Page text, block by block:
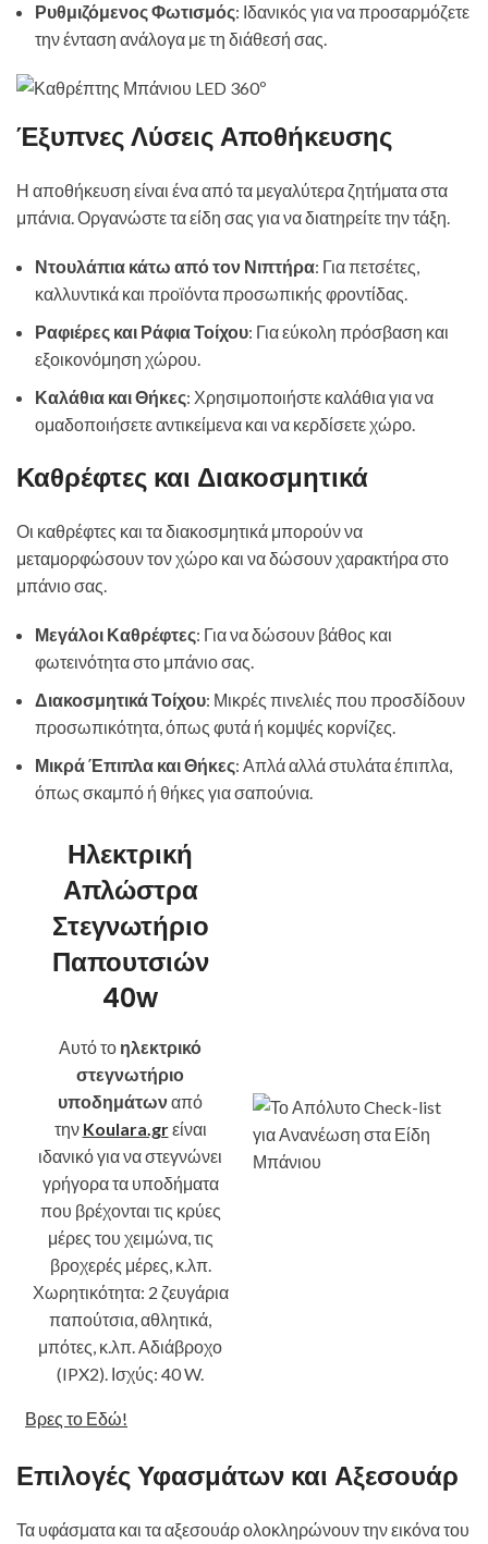
Ρυθμιζόμενος Φωτισμός: Ιδανικός για να προσαρμόζετε
την ένταση ανάλογα με τη διάθεσή σας.
Έξυπνες Λύσεις Αποθήκευσης
Η αποθήκευση είναι ένα από τα μεγαλύτερα ζητήματα στα
μπάνια. Οργανώστε τα είδη σας για να διατηρείτε την τάξη.
Ντουλάπια κάτω από τον Νιπτήρα: Για πετσέτες,
καλλυντικά και προϊόντα προσωπικής φροντίδας.
Ραφιέρες και Ράφια Τοίχου: Για εύκολη πρόσβαση και
εξοικονόμηση χώρου.
Καλάθια και Θήκες: Χρησιμοποιήστε καλάθια για να
ομαδοποιήσετε αντικείμενα και να κερδίσετε χώρο.
Καθρέφτες και Διακοσμητικά
Οι καθρέφτες και τα διακοσμητικά μπορούν να
μεταμορφώσουν τον χώρο και να δώσουν χαρακτήρα στο
μπάνιο σας.
Μεγάλοι Καθρέφτες: Για να δώσουν βάθος και
φωτεινότητα στο μπάνιο σας.
Διακοσμητικά Τοίχου: Μικρές πινελιές που προσδίδουν
προσωπικότητα, όπως φυτά ή κομψές κορνίζες.
Μικρά Έπιπλα και Θήκες: Απλά αλλά στυλάτα έπιπλα,
όπως σκαμπό ή θήκες για σαπούνια.
Ηλεκτρική
Απλώστρα
Στεγνωτήριο
Παπουτσιών
40w
Αυτό το ηλεκτρικό
στεγνωτήριο
υποδημάτωναπό
την Koulara.grείναι
ιδανικό για να στεγνώνει
γρήγορα τα υποδήματα
που βρέχονται τις κρύες
μέρες του χειμώνα, τις
βροχερές μέρες, κ.λπ.
Χωρητικότητα: 2 ζευγάρια
παπούτσια, αθλητικά,
μπότες, κ.λπ. Αδιάβροχο
(IPX2). Ισχύς: 40 W.
Βρες το Εδώ!
Επιλογές Υφασμάτων και Αξεσουάρ
Τα υφάσματα και τα αξεσουάρ ολοκληρώνουν την εικόνα του